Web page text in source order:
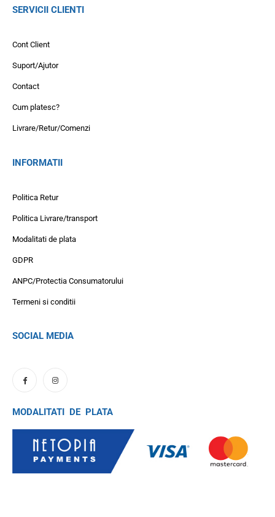
SERVICII CLIENTI
Cont Client
Suport/Ajutor
Contact
Cum platesc?
Livrare/Retur/Comenzi
INFORMATII
Politica Retur
Politica Livrare/transport
Modalitati de plata
GDPR
ANPC/Protectia Consumatorului
Termeni si conditii
SOCIAL MEDIA
MODALITATI DE PLATA